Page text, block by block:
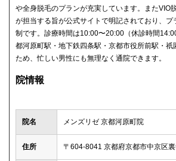
や全身脱毛のプランが充実しています。またVIO
が担当する旨が公式サイトで明記されており、
制です。診療時間は10:00〜20:00（休診時間
都河原町駅・地下鉄四条駅・京都市役所前駅・
ため、忙しい男性にも無理なく通院できます。
院情報
院名 メンズリゼ 京都河原町院
住所 〒604-8041 京都府京都市中京区